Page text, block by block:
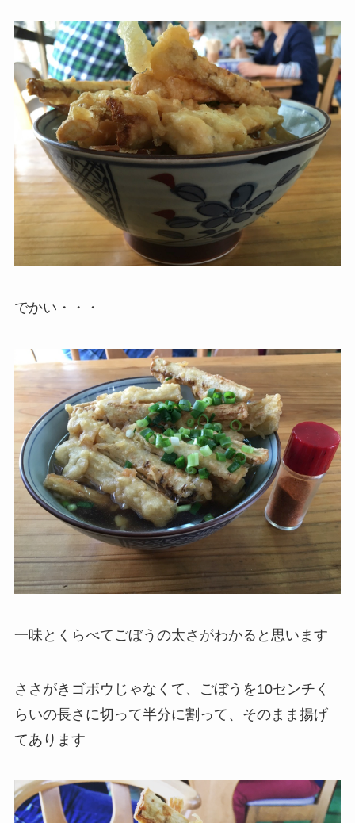
でかい・・・
一味とくらべてごぼうの太さがわかると思います
ささがきゴボウじゃなくて、ごぼうを10センチく
らいの長さに切って半分に割って、そのまま揚げ
てあります